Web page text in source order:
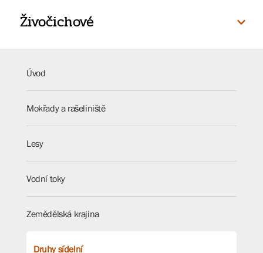
Živočichové
Úvod
Mokřady a rašeliniště
Lesy
Vodní toky
Zemědělská krajina
Druhy sídelní